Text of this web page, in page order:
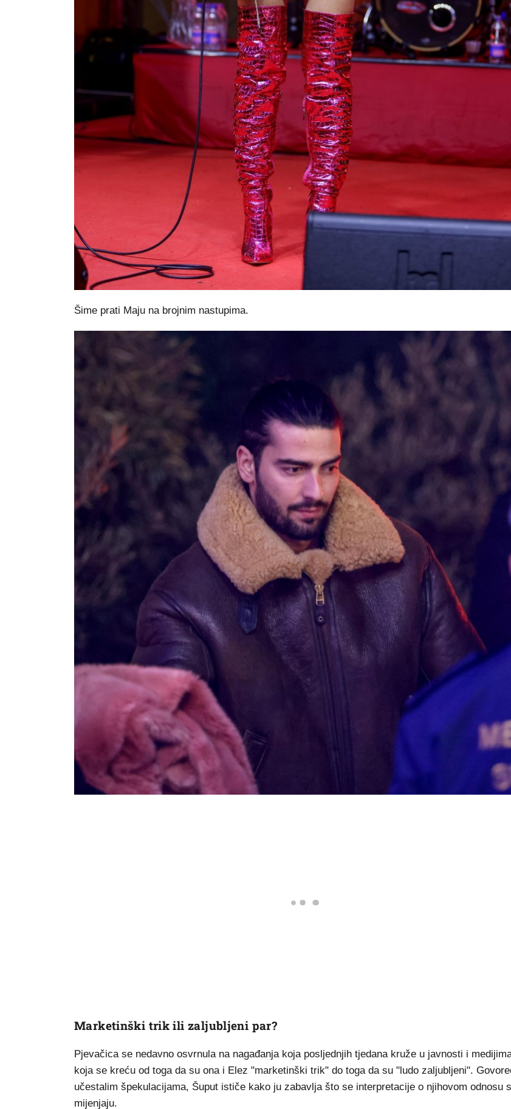
Šime prati Maju na brojnim nastupima.
Marketinški trik ili zaljubljeni par?
Pjevačica se nedavno osvrnula na nagađanja koja posljednjih tjedana kruže u javnosti i
koja se kreću od toga da su ona i Elez "marketinški trik" do toga da su "ludo zaljubljeni".
učestalim špekulacijama, Šuput ističe kako ju zabavlja što se interpretacije o njihovom odnosu
mijenjaju.